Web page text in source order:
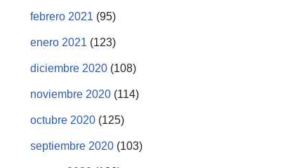
febrero 2021 (95)
enero 2021 (123)
diciembre 2020 (108)
noviembre 2020 (114)
octubre 2020 (125)
septiembre 2020 (103)